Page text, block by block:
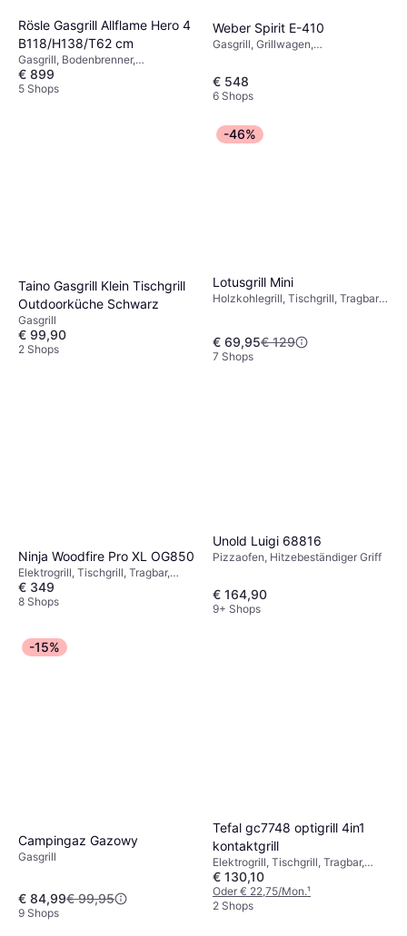
Rösle Gasgrill Allflame Hero 4
B118/H138/T62 cm
Gasgrill, Bodenbrenner,
Warmhalterost, Thermometer,
Beistelltisch, Deckel, Rad
€ 899
5 Shops
Weber Spirit E-410
Gasgrill, Grillwagen,
Thermometer, Fettauffangschale,
Deckel, Schränke/Schubladen,
Rad, Beistelltisch
€ 548
6 Shops
Taino Gasgrill Klein Tischgrill
Outdoorküche Schwarz
Gasgrill
€ 99,90
2 Shops
-46%
Lotusgrill Mini
Holzkohlegrill, Tischgrill, Tragbar,
€ 69,95€ 129
7 Shops
Ninja Woodfire Pro XL OG850
Elektrogrill, Tischgrill, Tragbar,
Fettauffangschale,
Herausnehmbare Platten,
Thermometer, Spülmaschinenfeste
Teile, Deckel
€ 349
8 Shops
Unold Luigi 68816
Pizzaofen, Hitzebeständiger Griff
€ 164,90
9+ Shops
-15%
Campingaz Gazowy
Gasgrill
€ 84,99€ 99,95
9 Shops
Tefal gc7748 optigrill 4in1
kontaktgrill
Elektrogrill, Tischgrill, Tragbar,
Fettauffangschale,
Temperaturregler,
Spülmaschinenfeste Teile, Deckel,
€ 130,10
Oder € 22,75/Mon.¹
2 Shops